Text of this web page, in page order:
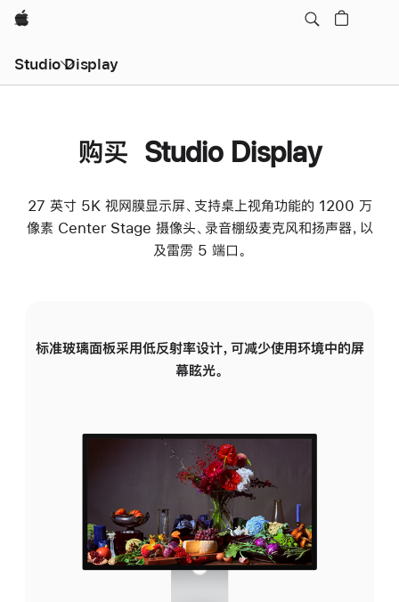
Apple
Studio Display
购买 Studio Display
27 英寸 5K 视网膜显示屏、支持桌上视角功能的 1200 万
像素 Center Stage 摄像头、录音棚级麦克风和扬声器，以
及雷雳 5 端口。
标准玻璃面板采用低反射率设计，可减少使用环境中的屏
幕眩光。